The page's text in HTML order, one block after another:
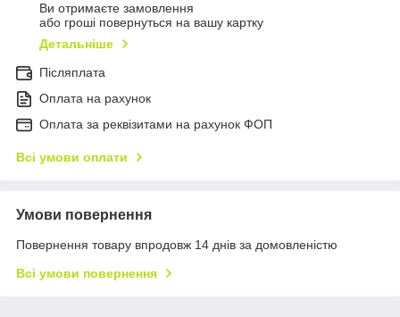
Ви отримаєте замовлення
або гроші повернуться на вашу картку
Детальніше
Післяплата
Оплата на рахунок
Оплата за реквізитами на рахунок ФОП
Всі умови оплати
Умови повернення
Повернення товару впродовж 14 днів за домовленістю
Всі умови повернення